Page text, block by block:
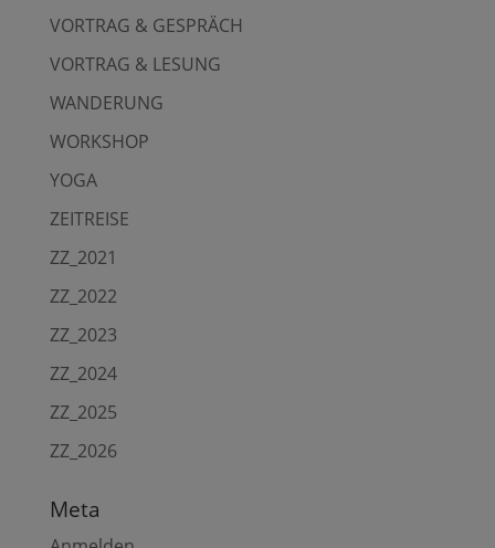
VORTRAG & GESPRÄCH
VORTRAG & LESUNG
WANDERUNG
WORKSHOP
YOGA
ZEITREISE
ZZ_2021
ZZ_2022
ZZ_2023
ZZ_2024
ZZ_2025
ZZ_2026
Meta